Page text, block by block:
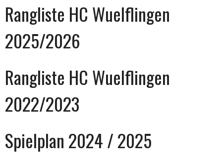
Rangliste HC Wuelflingen
2025/2026
Rangliste HC Wuelflingen
2022/2023
Spielplan 2024 / 2025